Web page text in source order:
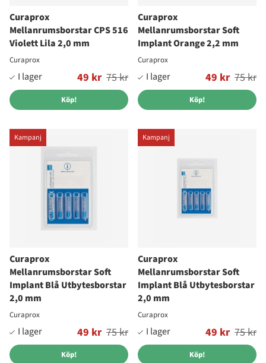
Curaprox
Mellanrumsborstar CPS 516
Violett Lila 2,0 mm
Curaprox
49 kr
Ordinarie pris: 75 kr
Köp!
Curaprox
Mellanrumsborstar Soft
Implant Orange 2,2 mm
Curaprox
49 kr
Ordinarie pris: 75 kr
Köp!
Kampanj
Curaprox
Mellanrumsborstar Soft
Implant Blå Utbytesborstar
2,0 mm
Curaprox
49 kr
Ordinarie pris: 75 kr
Köp!
Kampanj
Curaprox
Mellanrumsborstar Soft
Implant Blå Utbytesborstar
2,0 mm
Curaprox
49 kr
Ordinarie pris: 75 kr
Köp!